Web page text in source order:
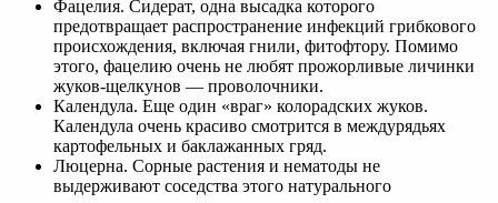
Фацелия. Сидерат, одна высадка которого
предотвращает распространение инфекций грибкового
происхождения, включая гнили, фитофтору. Помимо
этого, фацелию очень не любят прожорливые личинки
жуков-щелкунов — проволочники.
Календула. Еще один «враг» колорадских жуков.
Календула очень красиво смотрится в междурядьях
картофельных и баклажанных гряд.
Люцерна. Сорные растения и нематоды не
выдерживают соседства этого натурального